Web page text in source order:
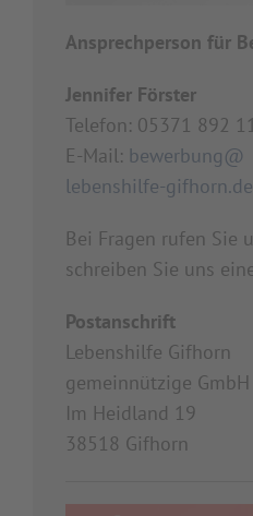
Ansprechperson für
Jennifer Förster
Telefon: 05371 892
E-Mail: bewerbung@
lebenshilfe-gifhorn.de
Bei Fragen rufen Sie
schreiben Sie uns
Postanschrift
Lebenshilfe Gifhorn
gemeinnützige GmbH
Im Heidland 19
38518 Gifhorn